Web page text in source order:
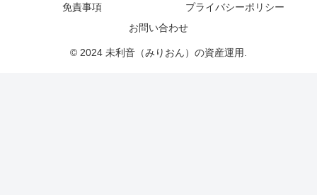
免責事項
プライバシーポリシー
お問い合わせ
© 2024 未利音（みりおん）の資産運用.